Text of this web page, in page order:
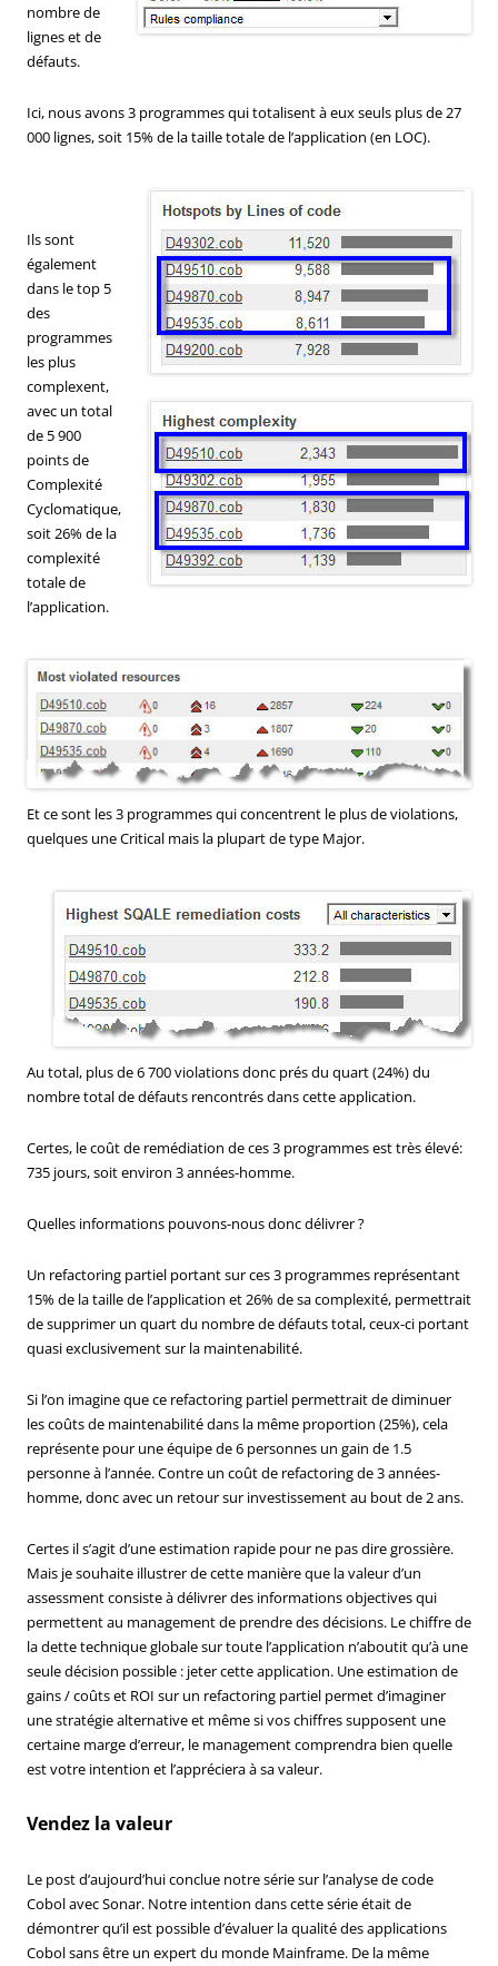
nombre de
lignes et de
défauts.
Ici, nous avons 3 programmes qui totalisent à eux seuls plus de 27
000 lignes, soit 15% de la taille totale de l’application (en LOC).
Ils sont
également
dans le top 5
des
programmes
les plus
complexent,
avec un total
de 5 900
points de
Complexité
Cyclomatique,
soit 26% de la
complexité
totale de
l’application.
Et ce sont les 3 programmes qui concentrent le plus de violations,
quelques une Critical mais la plupart de type Major.
Au total, plus de 6 700 violations donc prés du quart (24%) du
nombre total de défauts rencontrés dans cette application.
Certes, le coût de remédiation de ces 3 programmes est très élevé:
735 jours, soit environ 3 années-homme.
Quelles informations pouvons-nous donc délivrer ?
Un refactoring partiel portant sur ces 3 programmes représentant
15% de la taille de l’application et 26% de sa complexité, permettrait
de supprimer un quart du nombre de défauts total, ceux-ci portant
quasi exclusivement sur la maintenabilité.
Si l’on imagine que ce refactoring partiel permettrait de diminuer
les coûts de maintenabilité dans la même proportion (25%), cela
représente pour une équipe de 6 personnes un gain de 1.5
personne à l’année. Contre un coût de refactoring de 3 années-
homme, donc avec un retour sur investissement au bout de 2 ans.
Certes il s’agit d’une estimation rapide pour ne pas dire grossière.
Mais je souhaite illustrer de cette manière que la valeur d’un
assessment consiste à délivrer des informations objectives qui
permettent au management de prendre des décisions. Le chiffre de
la dette technique globale sur toute l’application n’aboutit qu’à une
seule décision possible : jeter cette application. Une estimation de
gains / coûts et ROI sur un refactoring partiel permet d’imaginer
une stratégie alternative et même si vos chiffres supposent une
certaine marge d’erreur, le management comprendra bien quelle
est votre intention et l’appréciera à sa valeur.
Vendez la valeur
Le post d’aujourd’hui conclue notre série sur l’analyse de code
Cobol avec Sonar. Notre intention dans cette série était de
démontrer qu’il est possible d’évaluer la qualité des applications
Cobol sans être un expert du monde Mainframe. De la même